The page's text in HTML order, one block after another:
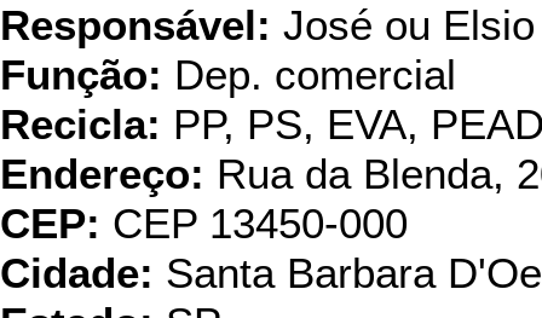
Responsável: José ou Elsio
Função: Dep. comercial
Recicla: PP, PS, EVA,
Endereço: Rua da Blenda,
CEP: CEP 13450-000
Cidade: Santa Barbara